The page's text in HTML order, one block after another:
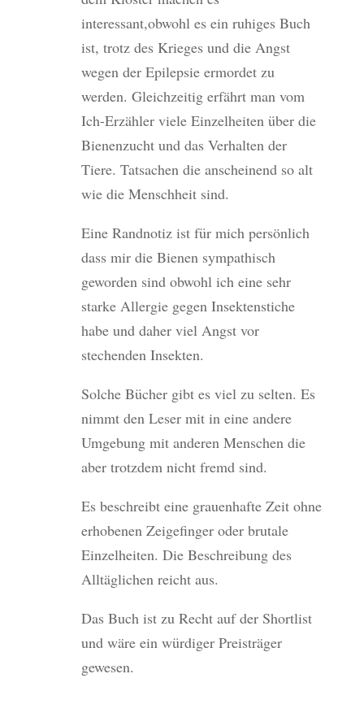
interessant,obwohl es ein ruhiges Buch
ist, trotz des Krieges und die Angst
wegen der Epilepsie ermordet zu
werden. Gleichzeitig erfährt man vom
Ich-Erzähler viele Einzelheiten über die
Bienenzucht und das Verhalten der
Tiere. Tatsachen die anscheinend so alt
wie die Menschheit sind.
Eine Randnotiz ist für mich persönlich
dass mir die Bienen sympathisch
geworden sind obwohl ich eine sehr
starke Allergie gegen Insektenstiche
habe und daher viel Angst vor
stechenden Insekten.
Solche Bücher gibt es viel zu selten. Es
nimmt den Leser mit in eine andere
Umgebung mit anderen Menschen die
aber trotzdem nicht fremd sind.
Es beschreibt eine grauenhafte Zeit ohne
erhobenen Zeigefinger oder brutale
Einzelheiten. Die Beschreibung des
Alltäglichen reicht aus.
Das Buch ist zu Recht auf der Shortlist
und wäre ein würdiger Preisträger
gewesen.